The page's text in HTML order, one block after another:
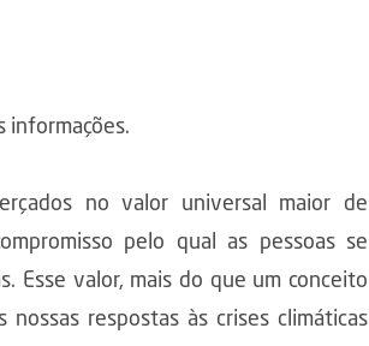
informações.
no valor universal maior de
pelo qual as pessoas se
Esse valor, mais do que um conceito
respostas às crises climáticas